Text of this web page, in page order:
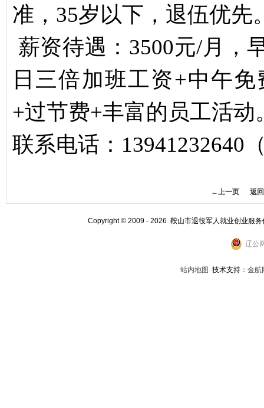
准，35岁以下，退伍优先
薪资待遇：3500元/月，
日三倍加班工资+中午
+过节费+丰富的员工活动
联系电话：13941232640
←上一页 返
Copyright © 2009 - 2026 鞍山市退役军人就业创业服
辽公
站内地图 技术支持： 金航